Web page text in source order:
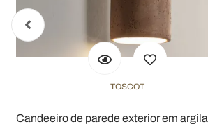
TOSCOT
Candeeiro de parede exterior em argila